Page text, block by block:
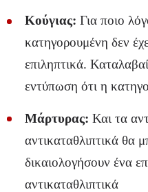
Κούγιας: Για ποιο
κατηγορουμένη δεν
επιληπτικά.
εντύπωση ότι η
Μάρτυρας: Και τα
αντικαταθλιπτικά θα
δικαιολογήσουν ένα
αντικαταθλιπτικά